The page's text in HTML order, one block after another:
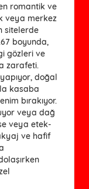
romantik ve
veya merkez
sitelerde
boyunda,
gözleri ve
zarafeti.
doğal
kasaba
bırakıyor.
veya dağ
veya etek-
ve hafif